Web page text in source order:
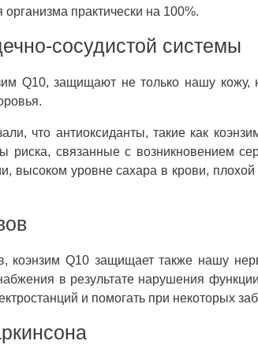
практически на 100%.
сосудистой системы
Q10, защищают не только нашу
что антиоксиданты, такие как
риска, связанные с возникновением
высоком уровне сахара в крови,
коэнзим Q10 защищает также нашу
в результате нарушения
и помогать при некоторых